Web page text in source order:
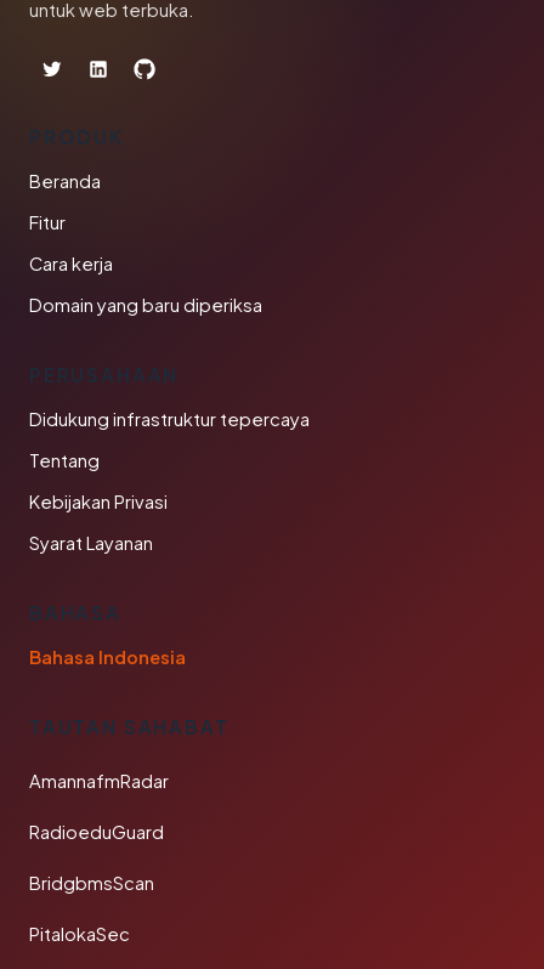
untuk web terbuka.
PRODUK
Beranda
Fitur
Cara kerja
Domain yang baru diperiksa
PERUSAHAAN
Didukung infrastruktur tepercaya
Tentang
Kebijakan Privasi
Syarat Layanan
BAHASA
Bahasa Indonesia
TAUTAN SAHABAT
AmannafmRadar
RadioeduGuard
BridgbmsScan
PitalokaSec